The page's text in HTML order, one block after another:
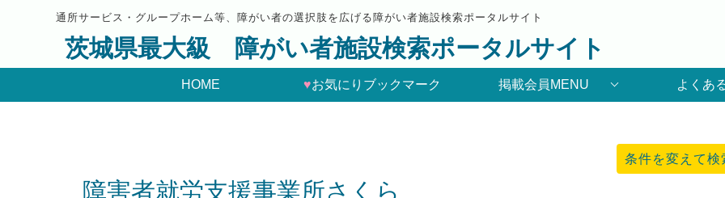
通所サービス・グループホーム等、障がい者の選択肢を広げる障がい者施設検索ポータルサイト
茨城県最大級 障がい者施設検索ポータルサイト
HOME ♥お気にりブックマーク 掲載会員MENU よくあ
条件を変えて検
障害者就労支援事業所さくら